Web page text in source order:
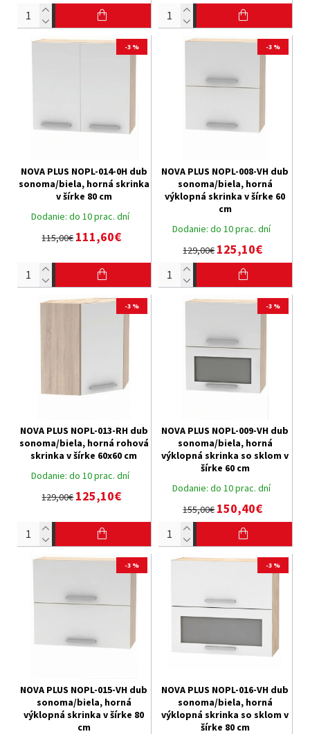
-3 %
Dodanie: do 10 prac. dní
NOVA PLUS NOPL-014-0H dub
sonoma/biela, horná skrinka
v šírke 80 cm
115,00€111,60€
-3 %
Dodanie: do 10 prac. dní
NOVA PLUS NOPL-008-VH dub
sonoma/biela, horná
výklopná skrinka v šírke 60
cm
129,00€125,10€
-3 %
Dodanie: do 10 prac. dní
NOVA PLUS NOPL-013-RH dub
sonoma/biela, horná rohová
skrinka v šírke 60x60 cm
129,00€125,10€
-3 %
Dodanie: do 10 prac. dní
NOVA PLUS NOPL-009-VH dub
sonoma/biela, horná
výklopná skrinka so sklom v
šírke 60 cm
155,00€150,40€
-3 %
NOVA PLUS NOPL-015-VH dub
sonoma/biela, horná
výklopná skrinka v šírke 80
cm
-3 %
NOVA PLUS NOPL-016-VH dub
sonoma/biela, horná
výklopná skrinka so sklom v
šírke 80 cm